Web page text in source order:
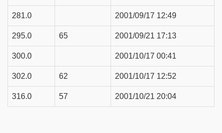
281.0 2001/09/17 12:49
295.0 65 2001/09/21 17:13
300.0 2001/10/17 00:41
302.0 62 2001/10/17 12:52
316.0 57 2001/10/21 20:04